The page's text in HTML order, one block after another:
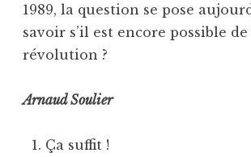
1989, la question se pose
savoir s’il est encore possible
révolution ?
Arnaud Soulier
Ça suffit !